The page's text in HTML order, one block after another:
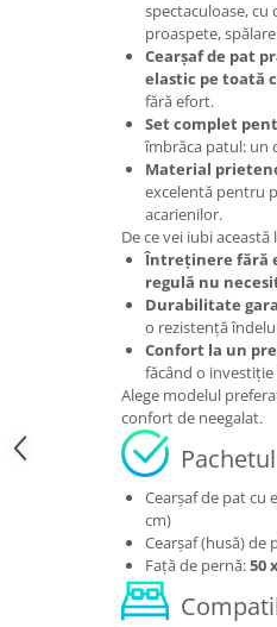
spectaculoase,
proaspete,
Cearșaf de pat
elastic pe toată
fără efort.
Set complet
îmbrăca patul: un
Material
excelentă pentru
acarienilor.
De ce vei iubi această
Întreținere fără
regulă nu
Durabilitate
o rezistență
Confort la un
făcând o
Alege modelul
confort de neegalat.
Cearșaf de pat cu
cm)
Cearșaf (husă) de
Față de pernă:50